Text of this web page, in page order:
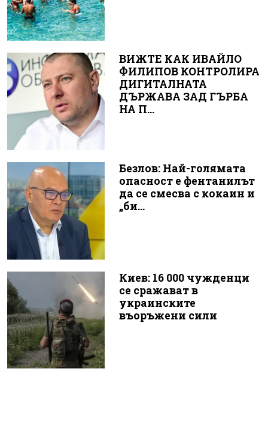
ВИЖТЕ КАК ИВАЙЛО
ФИЛИПОВ КОНТРОЛИРА
ДИГИТАЛНАТА
ДЪРЖАВА ЗАД ГЪРБА
НА П...
Безлов: Най-голямата
опасност е фентанилът
да се смесва с кокаин и
„би...
Киев: 16 000 чужденци
се сражават в
украинските
въоръжени сили